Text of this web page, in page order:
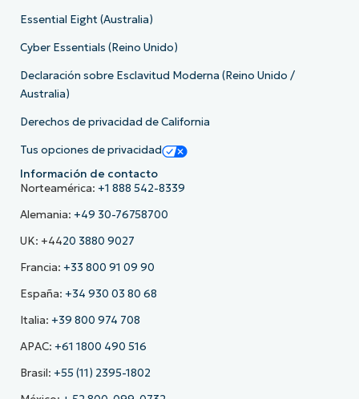
Essential Eight (Australia)
Cyber Essentials (Reino Unido)
Declaración sobre Esclavitud Moderna (Reino Unido /
Australia)
Derechos de privacidad de California
Tus opciones de privacidad
Información de contacto
Norteamérica: +1 888 542-8339
Alemania: +49 30-76758700
UK: +4420 3880 9027
Francia: +33 800 91 09 90
España: +34 930 03 80 68
Italia: +39 800 974 708
APAC: +61 1800 490 516
Brasil: +55 (11) 2395-1802